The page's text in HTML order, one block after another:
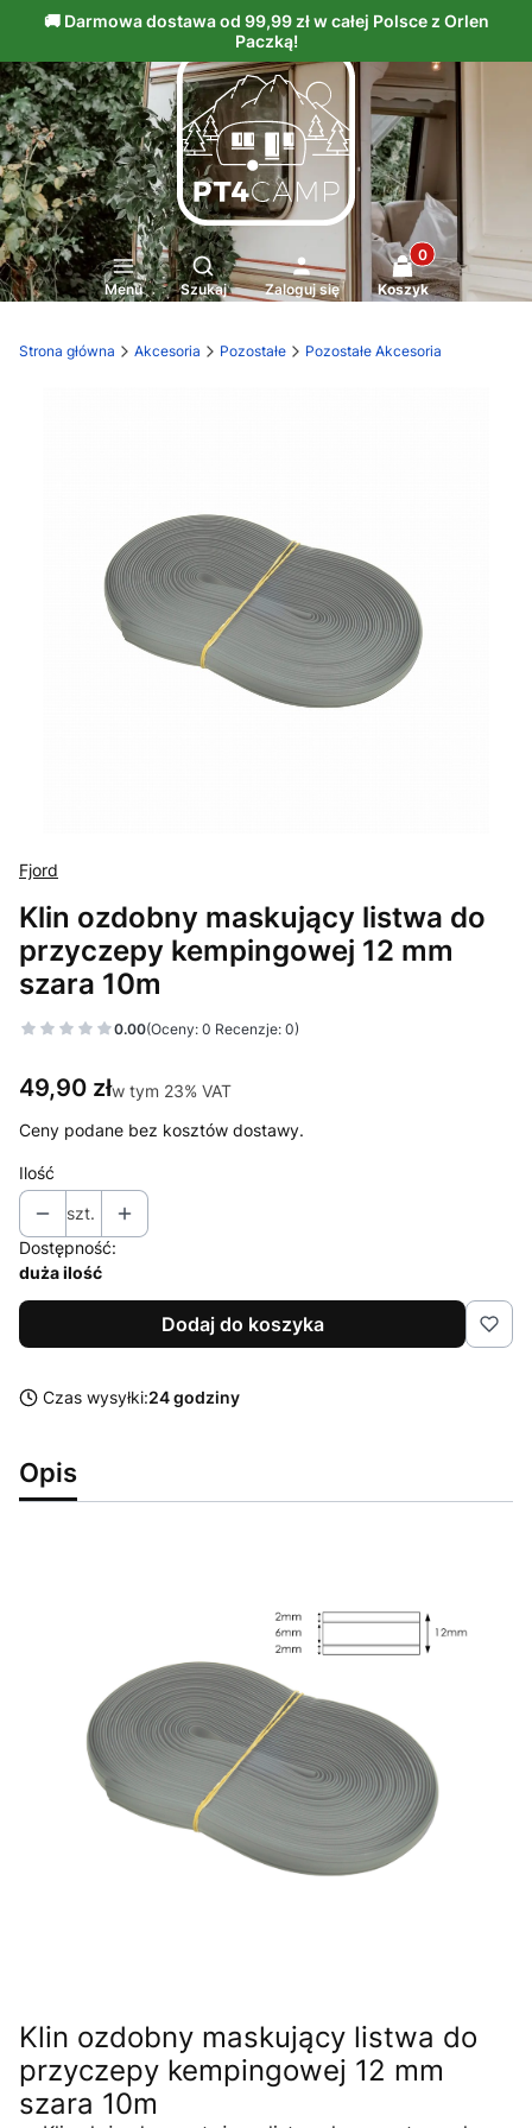
Menu
Otwórz wyszukiwarkę
Szukaj Zaloguj się
Produkty w
Koszyk
Strona główna Akcesoria Pozostałe Pozostałe Akcesoria
Fjord
Klin ozdobny maskujący listwa do
przyczepy kempingowej 12 mm
szara 10m
0.00(Oceny: 0 Recenzje: 0)
Cena
49,90 złw tym 23% VAT
w tym 23% VAT
Ceny podane bez kosztów dostawy.
Ilość
szt.
Dostępność:
duża ilość
Dodaj do koszyka
Czas wysyłki:24 godziny
Opis
Klin ozdobny maskujący listwa do
przyczepy kempingowej 12 mm
szara 10m